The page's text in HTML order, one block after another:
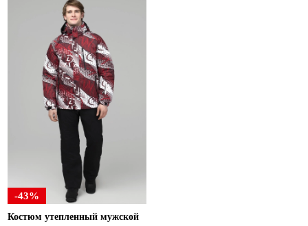
-43%
Костюм утепленный мужской